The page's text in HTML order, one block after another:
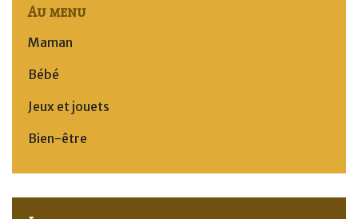
Au menu
Maman
Bébé
Jeux et jouets
Bien-être